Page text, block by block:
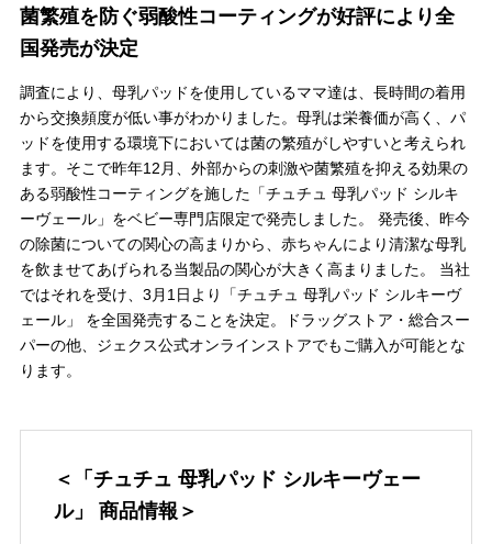
菌繁殖を防ぐ弱酸性コーティングが好評により全
国発売が決定
調査により、母乳パッドを使用しているママ達は、長時間の着用
から交換頻度が低い事がわかりました。母乳は栄養価が高く、パ
ッドを使用する環境下においては菌の繁殖がしやすいと考えられ
ます。そこで昨年12月、外部からの刺激や菌繁殖を抑える効果の
ある弱酸性コーティングを施した「チュチュ 母乳パッド シルキ
ーヴェール」をベビー専門店限定で発売しました。 発売後、昨今
の除菌についての関心の高まりから、赤ちゃんにより清潔な母乳
を飲ませてあげられる当製品の関心が大きく高まりました。 当社
ではそれを受け、3月1日より「チュチュ 母乳パッド シルキーヴ
ェール」 を全国発売することを決定。ドラッグストア・総合スー
パーの他、ジェクス公式オンラインストアでもご購入が可能とな
ります。
＜「チュチュ 母乳パッド シルキーヴェー
ル」 商品情報＞